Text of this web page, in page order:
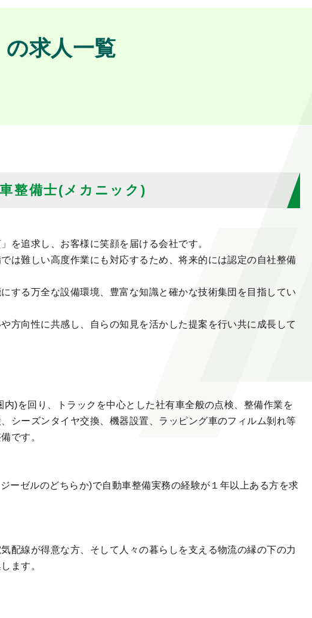
求人一覧
整備士(メカニック)
を追求し、お客様に笑顔を届ける会社です。
は難しい高度作業にも対応するため、将来的には認定の自社整備
する万全な設備環境、豊富な知識と確かな技術集団を目指してい
方向性に共感し、自らの知見を活かした提案を行い共に成長して
)を回り、トラックを中心とした社有車全般の点検、整備作業を
シーズンタイヤ交換、機器設置、ラッピング車のフィルム剝れ等
です。
ーゼルのどちらか)で自動車整備実務の経験が１年以上ある方を求
配線が得意な方、そして人々の暮らしを支える物流の縁の下の力
ます。